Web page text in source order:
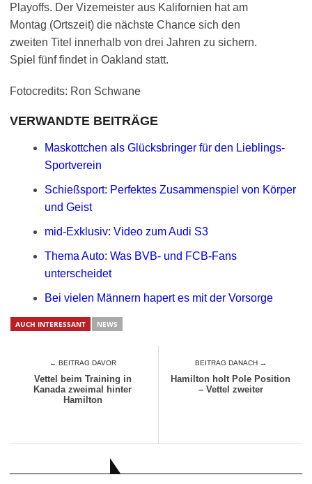
Playoffs. Der Vizemeister aus Kalifornien hat am
Montag (Ortszeit) die nächste Chance sich den
zweiten Titel innerhalb von drei Jahren zu sichern.
Spiel fünf findet in Oakland statt.
Fotocredits: Ron Schwane
VERWANDTE BEITRÄGE
Maskottchen als Glücksbringer für den Lieblings-
Sportverein
Schießsport: Perfektes Zusammenspiel von Körper
und Geist
mid-Exklusiv: Video zum Audi S3
Thema Auto: Was BVB- und FCB-Fans
unterscheidet
Bei vielen Männern hapert es mit der Vorsorge
AUCH INTERESSANT NEWS
← BEITRAG DAVOR
Vettel beim Training in
Kanada zweimal hinter
Hamilton
BEITRAG DANACH →
Hamilton holt Pole Position
– Vettel zweiter